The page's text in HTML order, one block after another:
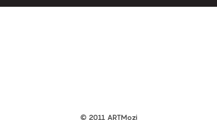
© 2011 ARTMozi